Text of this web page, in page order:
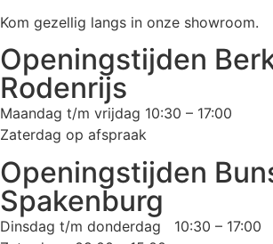
Kom gezellig langs in onze showroom.
Openingstijden
Rodenrijs
Maandag t/m vrijdag 10:30 – 17:00
Zaterdag op afspraak
Openingstijden
Spakenburg
Dinsdag t/m donderdag 10:30 – 17:00